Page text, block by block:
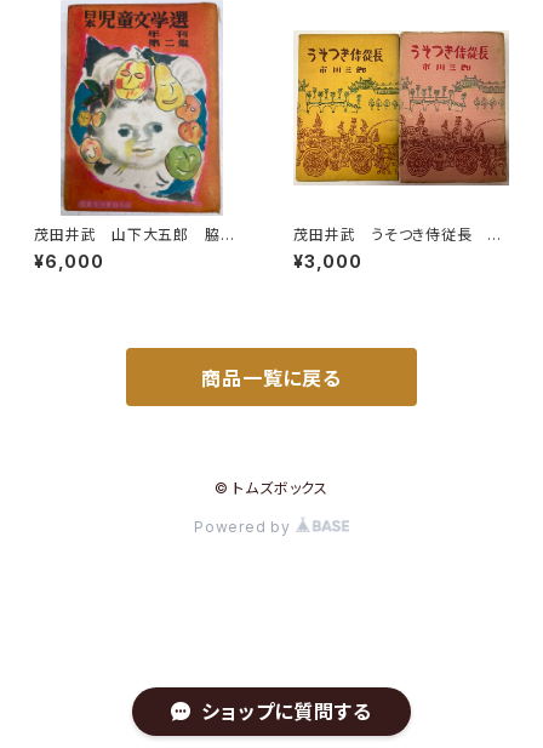
ショップに質問する
茂田井武 山下大五郎 脇田
和 日本児童文学選 年刊第
二集 児童文学者協会 編 昭
¥6,000
茂田井武 うそつき侍従長 上
下巻 市川三郎 昭和29年
桃園書房刊
¥3,000
商品一覧に戻る
© トムズボックス
Powered by